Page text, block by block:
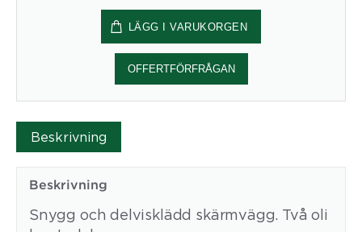
skärmvägg
EW168W
mängd
LÄGG I VARUKORGEN
OFFERTFÖRFRÅGAN
Beskrivning
Beskrivning
Snygg och delvisklädd skärmvägg. Två oli